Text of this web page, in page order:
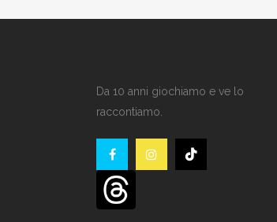
Da 10 anni giochiamo e ve lo
raccontiamo.